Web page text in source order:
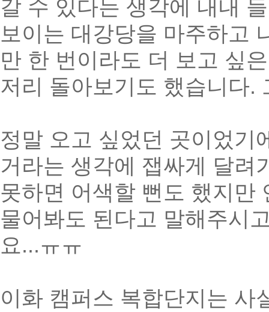
갈 수 있다는 생각에 내내
보이는 대강당을 마주하고
만 한 번이라도 더 보고 싶
저리 돌아보기도 했습니다.
정말 오고 싶었던 곳이었기
거라는 생각에 잽싸게 달려
못하면 어색할 뻔도 했지만
물어봐도 된다고 말해주시
요...ㅠㅠ
이화 캠퍼스 복합단지는 사